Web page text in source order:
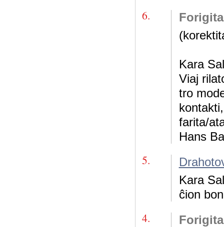
6.
Kara
Viaj
tro
farita/
Hans
5.
Kara
ĉion
4.